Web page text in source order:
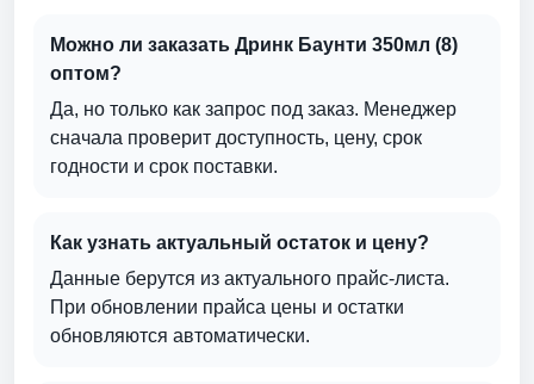
Можно ли заказать Дринк Баунти 350мл (8)
оптом?
Да, но только как запрос под заказ. Менеджер
сначала проверит доступность, цену, срок
годности и срок поставки.
Как узнать актуальный остаток и цену?
Данные берутся из актуального прайс-листа.
При обновлении прайса цены и остатки
обновляются автоматически.